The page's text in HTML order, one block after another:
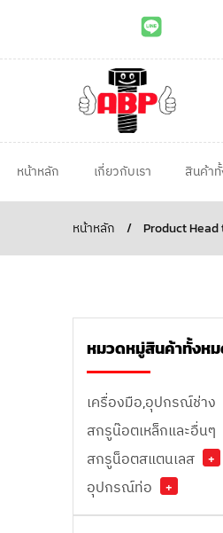
หน้าหลัก เกี่ยวกับเรา สินค้า
หน้าหลัก / Product
หมวดหมู่สินค้าทั้งห
เครื่องมือ,อุปกรณ์ช่าง
สกรูน๊อตเหล็กและอื่นๆ
สกรูน็อตสแตนเลส
+
อุปกรณ์ท่อ
+